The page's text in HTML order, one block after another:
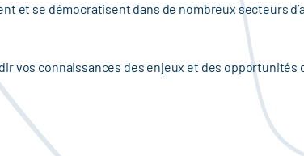
et se démocratisent dans de nombreux secteurs
vos connaissances des enjeux et des opportunités